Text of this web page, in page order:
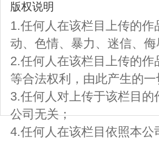
版权说明
1.任何人在该栏目上传的
动、色情、暴力、迷信、
2.任何人在该栏目上传的
等合法权利，由此产生的
3.任何人对上传于该栏目
公司无关；
4.任何人在该栏目依照本